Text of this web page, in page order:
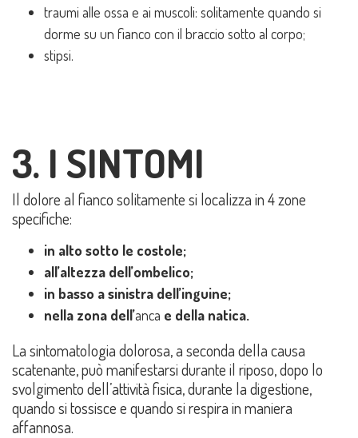
traumi alle ossa e ai muscoli: solitamente quando si
dorme su un fianco con il braccio sotto al corpo;
stipsi.
3. I SINTOMI
Il dolore al fianco solitamente si localizza in 4 zone
specifiche:
in alto sotto le costole;
all’altezza dell’ombelico;
in basso a sinistra dell’inguine;
nella zona dell’anca e della natica.
La sintomatologia dolorosa, a seconda della causa
scatenante, può manifestarsi durante il riposo, dopo lo
svolgimento dell’attività fisica, durante la digestione,
quando si tossisce e quando si respira in maniera
affannosa.